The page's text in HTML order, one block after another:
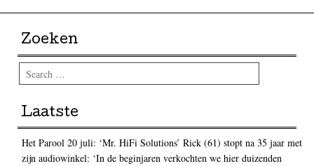
Zoeken
Search
Laatste
Het Parool 20 juli: ‘Mr. HiFi Solutions’ Rick (61) stopt na 35 jaar met
zijn audiowinkel: ‘In de beginjaren verkochten we hier duizenden